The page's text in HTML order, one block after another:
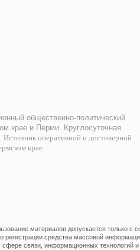
общественно-политический
крае и Перми. Круглосуточная
Источник оперативной и достоверной
крае.
материалов допускается только с
о регистрации средства массовой
сфере связи, информационных технологий